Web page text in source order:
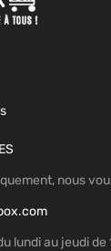
nous
lundi au jeudi